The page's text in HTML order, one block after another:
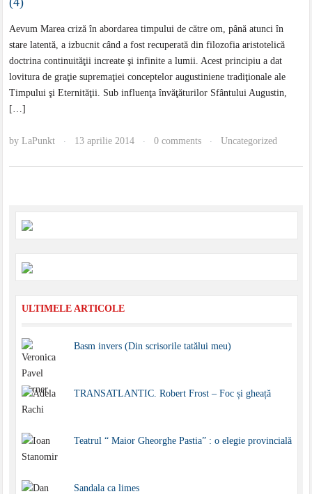
Aevum Marea criză în abordarea timpului de către om, până atunci în
stare latentă, a izbucnit când a fost recuperată din filozofia aristotelică
doctrina continuităţii increate şi infinite a lumii. Acest principiu a dat
lovitura de graţie supremaţiei conceptelor augustiniene tradiţionale ale
Timpului şi Eternităţii. Sub influenţa învăţăturilor Sfântului Augustin,
[…]
byLaPunkt · 13 aprilie 2014 · 0 comments · Uncategorized
ULTIMELE ARTICOLE
Basm invers (Din scrisorile tatălui meu)
TRANSATLANTIC. Robert Frost – Foc și gheață
Teatrul “ Maior Gheorghe Pastia” : o elegie provincială
Sandala ca limes